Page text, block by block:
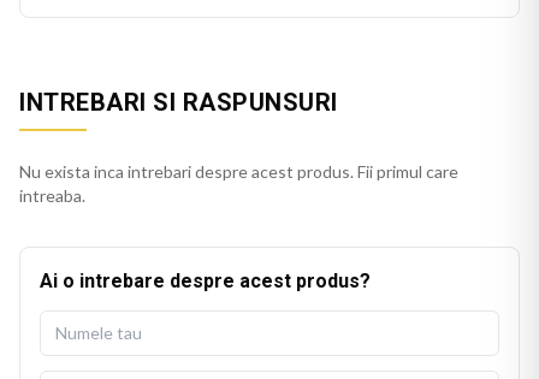
INTREBARI SI RASPUNSURI
Nu exista inca intrebari despre acest produs. Fii primul care
intreaba.
Ai o intrebare despre acest produs?